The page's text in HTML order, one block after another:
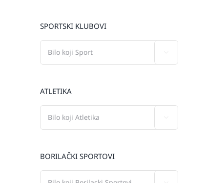
SPORTSKI KLUBOVI
ATLETIKA
BORILAČKI SPORTOVI